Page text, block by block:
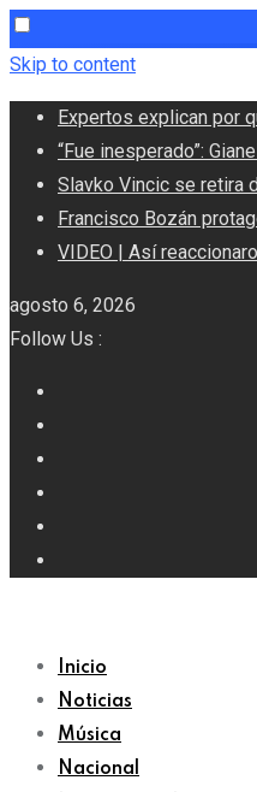
Skip to content
Expertos explican por
“Fue inesperado”:
Slavko Vincic se retira
Francisco Bozán
VIDEO | Así
agosto 6, 2026
Follow Us :
Inicio
Noticias
Música
Nacional